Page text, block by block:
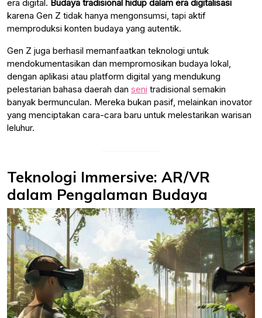
era digital. Budaya tradisional hidup dalam era digitalisasi
karena Gen Z tidak hanya mengonsumsi, tapi aktif
memproduksi konten budaya yang autentik.
Gen Z juga berhasil memanfaatkan teknologi untuk
mendokumentasikan dan mempromosikan budaya lokal,
dengan aplikasi atau platform digital yang mendukung
pelestarian bahasa daerah dan seni tradisional semakin
banyak bermunculan. Mereka bukan pasif, melainkan inovator
yang menciptakan cara-cara baru untuk melestarikan warisan
leluhur.
Teknologi Immersive: AR/VR
dalam Pengalaman Budaya